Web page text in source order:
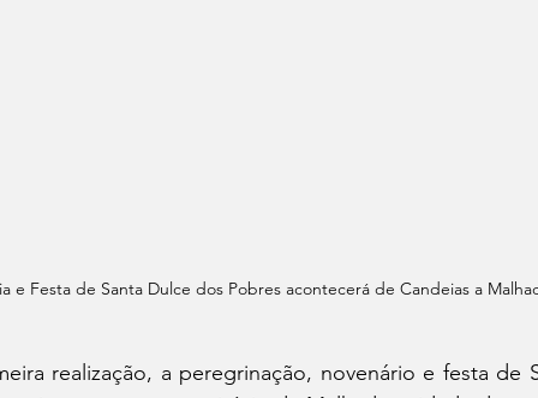
e Festa de Santa Dulce dos Pobres acontecerá de Candeias a
realização, a peregrinação, novenário e festa de